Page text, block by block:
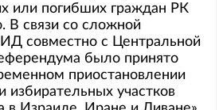
или погибших граждан РК
В связи со сложной
совместно с Центральной
было принято
приостановлении
избирательных участков